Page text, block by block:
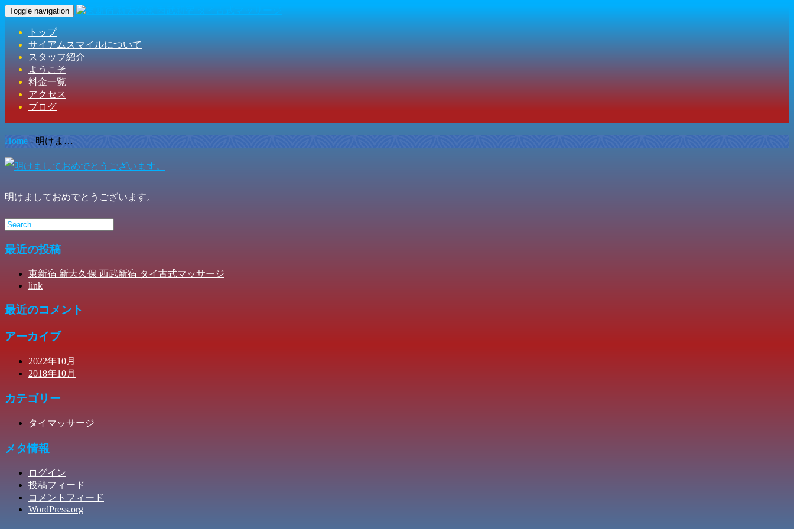
Toggle navigation
トップ
サイアムスマイルについて
スタッフ紹介
ようこそ
料金一覧
アクセス
ブログ
Home - 明けま…
明けましておめでとうございます。
最近の投稿
東新宿 新大久保 西武新宿 タイ古式マッサージ
link
最近のコメント
アーカイブ
2022年10月
2018年10月
カテゴリー
タイマッサージ
メタ情報
ログイン
投稿フィード
コメントフィード
WordPress.org